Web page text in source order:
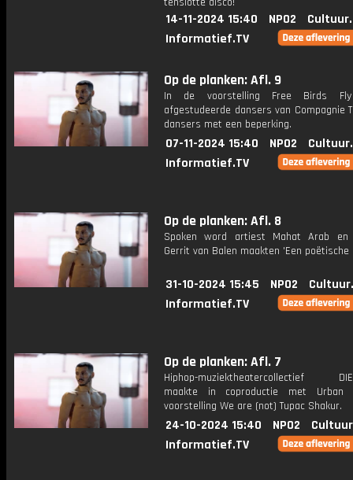
14-11-2024 15:40 NPO2
Informatief.TV
Op de planken: Afl. 9
In de voorstelling Free Birds Fly
afgestudeerde dansers van Compagnie
dansers met een beperking.
07-11-2024 15:40 NPO2
Informatief.TV
Op de planken: Afl. 8
Spoken word artiest Mahat Arab en
Gerrit van Balen maakten 'Een
31-10-2024 15:45 NPO2
Informatief.TV
Op de planken: Afl. 7
Hiphop-muziektheatercollectief
maakte in coproductie met Urban
voorstelling We are (not) Tupac Shakur.
24-10-2024 15:40 NPO2
Informatief.TV